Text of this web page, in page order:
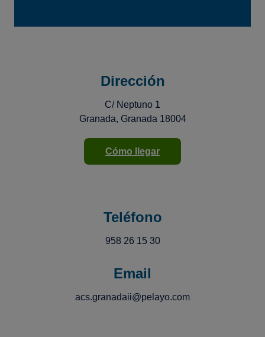
Dirección
C/ Neptuno 1
Granada, Granada 18004
Cómo llegar
Teléfono
958 26 15 30
Email
acs.granadaii@pelayo.com